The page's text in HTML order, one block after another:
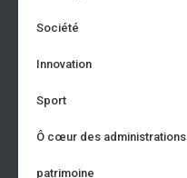
Société
Innovation
Sport
Ô cœur des administrations
patrimoine